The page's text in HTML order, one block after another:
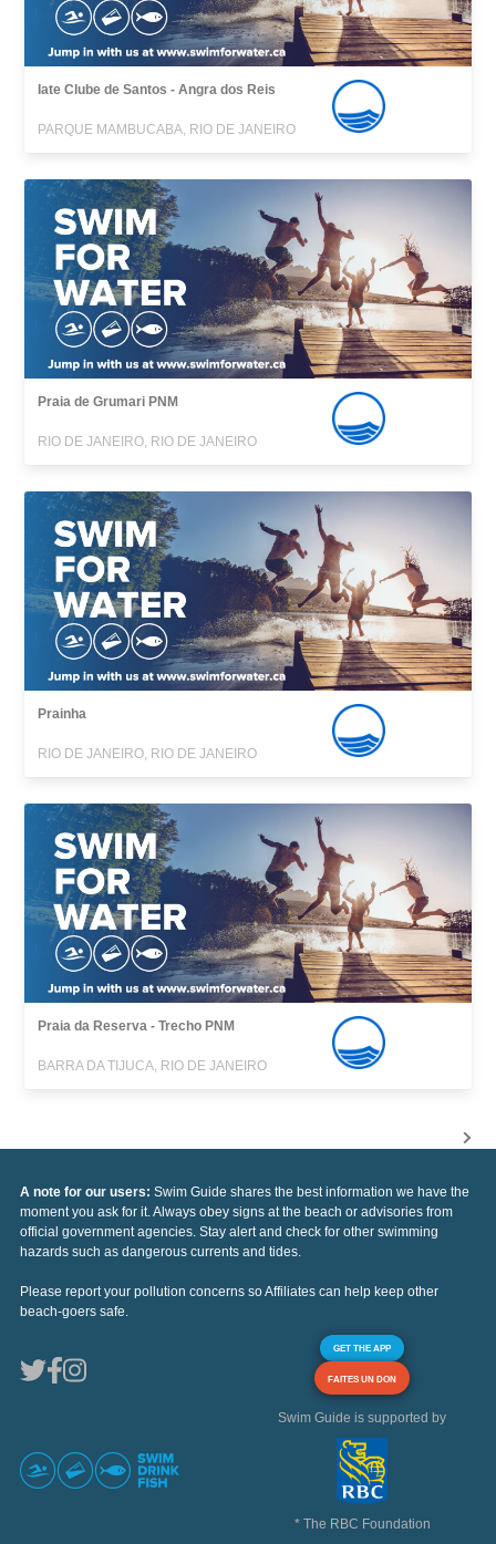
Iate Clube de Santos - Angra dos Reis
PARQUE MAMBUCABA, RIO DE JANEIRO
Praia de Grumari PNM
RIO DE JANEIRO, RIO DE JANEIRO
Prainha
RIO DE JANEIRO, RIO DE JANEIRO
Praia da Reserva - Trecho PNM
BARRA DA TIJUCA, RIO DE JANEIRO
A note for our users: Swim Guide shares the best information we have the
moment you ask for it. Always obey signs at the beach or advisories from
official government agencies. Stay alert and check for other swimming
hazards such as dangerous currents and tides.
Please report your pollution concerns so Affiliates can help keep other
beach-goers safe.
GET THE APP
FAITES UN DON
Swim Guide is supported by
* The RBC Foundation